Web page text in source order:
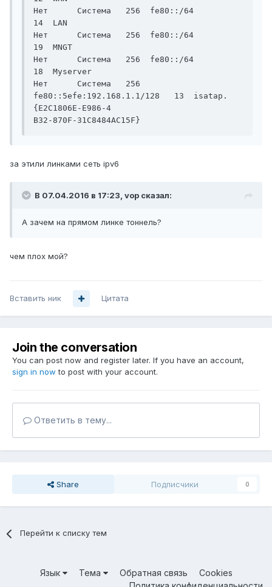
Нет      Система   256  fe80::/64
14  LAN
Нет      Система   256  fe80::/64
19  MNGT
Нет      Система   256  fe80::/64
18  Myserver
Нет      Система   256
fe80::5efe:192.168.1.1/128   13  isatap.
{E2C1806E-E986-4
B32-870F-31C8484AC15F}
за этили линками сеть ipv6
В 07.04.2016 в 17:23, vop сказал:
А зачем на прямом линке тоннель?
чем плох мой?
Вставить ник Цитата
Join the conversation
You can post now and register later. If you have an account,
sign in now to post with your account.
Ответить в тему...
Share Подписчики 0
Перейти к списку тем
Язык Тема Обратная связь
Cookies